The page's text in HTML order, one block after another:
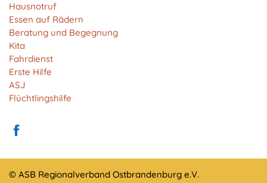
Hausnotruf
Essen auf Rädern
Beratung und Begegnung
Kita
Fahrdienst
Erste Hilfe
ASJ
Flüchtlingshilfe
© ASB Regionalverband Ostbrandenburg e.V.
Cookie Laufzeit:
13 Monate
EXTERNE MEDIEN
Um Inhalte von Videoplattformen und Social Media